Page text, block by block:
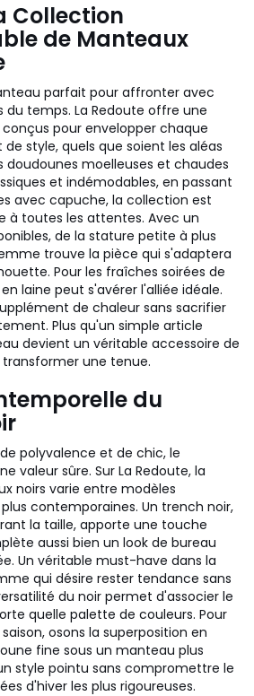
Collection
de Manteaux
parfait pour affronter avec
du temps. La Redoute offre une
pour envelopper chaque
style, quels que soient les aléas
doudounes moelleuses et chaudes
et indémodables, en passant
avec capuche, la collection est
à toutes les attentes. Avec un
de la stature petite à plus
trouve la pièce qui s'adaptera
Pour les fraîches soirées de
laine peut s'avérer l'alliée idéale.
de chaleur sans sacrifier
Plus qu'un simple article
devient un véritable accessoire de
une tenue.
du
polyvalence et de chic, le
valeur sûre. Sur La Redoute, la
noirs varie entre modèles
contemporaines. Un trench noir,
la taille, apporte une touche
aussi bien un look de bureau
Un véritable must-have dans la
qui désire rester tendance sans
du noir permet d'associer le
quelle palette de couleurs. Pour
osons la superposition en
fine sous un manteau plus
style pointu sans compromettre le
d'hiver les plus rigoureuses.